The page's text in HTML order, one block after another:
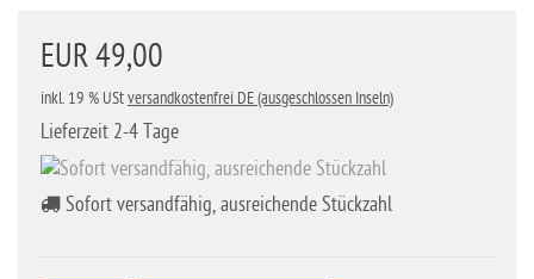
EUR 49,00
inkl. 19 % UStversandkostenfrei DE (ausgeschlossen Inseln)
Lieferzeit 2-4 Tage
Sofort versandfähig, ausreichende Stückzahl